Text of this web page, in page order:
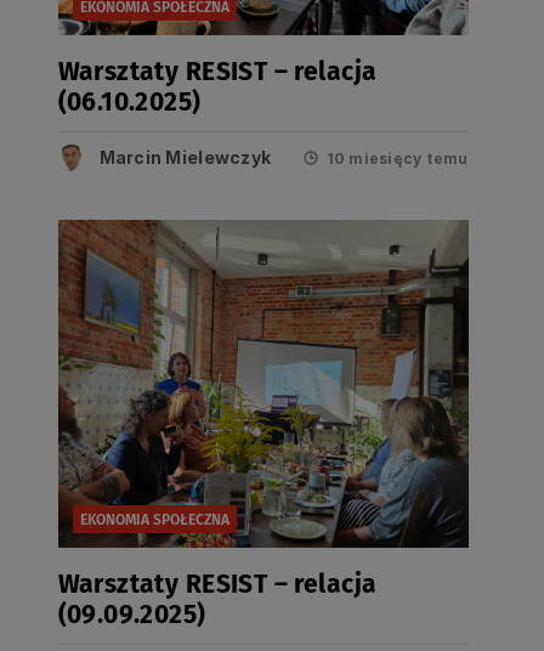
EKONOMIA SPOŁECZNA
Warsztaty RESIST – relacja
(06.10.2025)
Marcin Mielewczyk 10 miesięcy temu
EKONOMIA SPOŁECZNA
Warsztaty RESIST – relacja
(09.09.2025)